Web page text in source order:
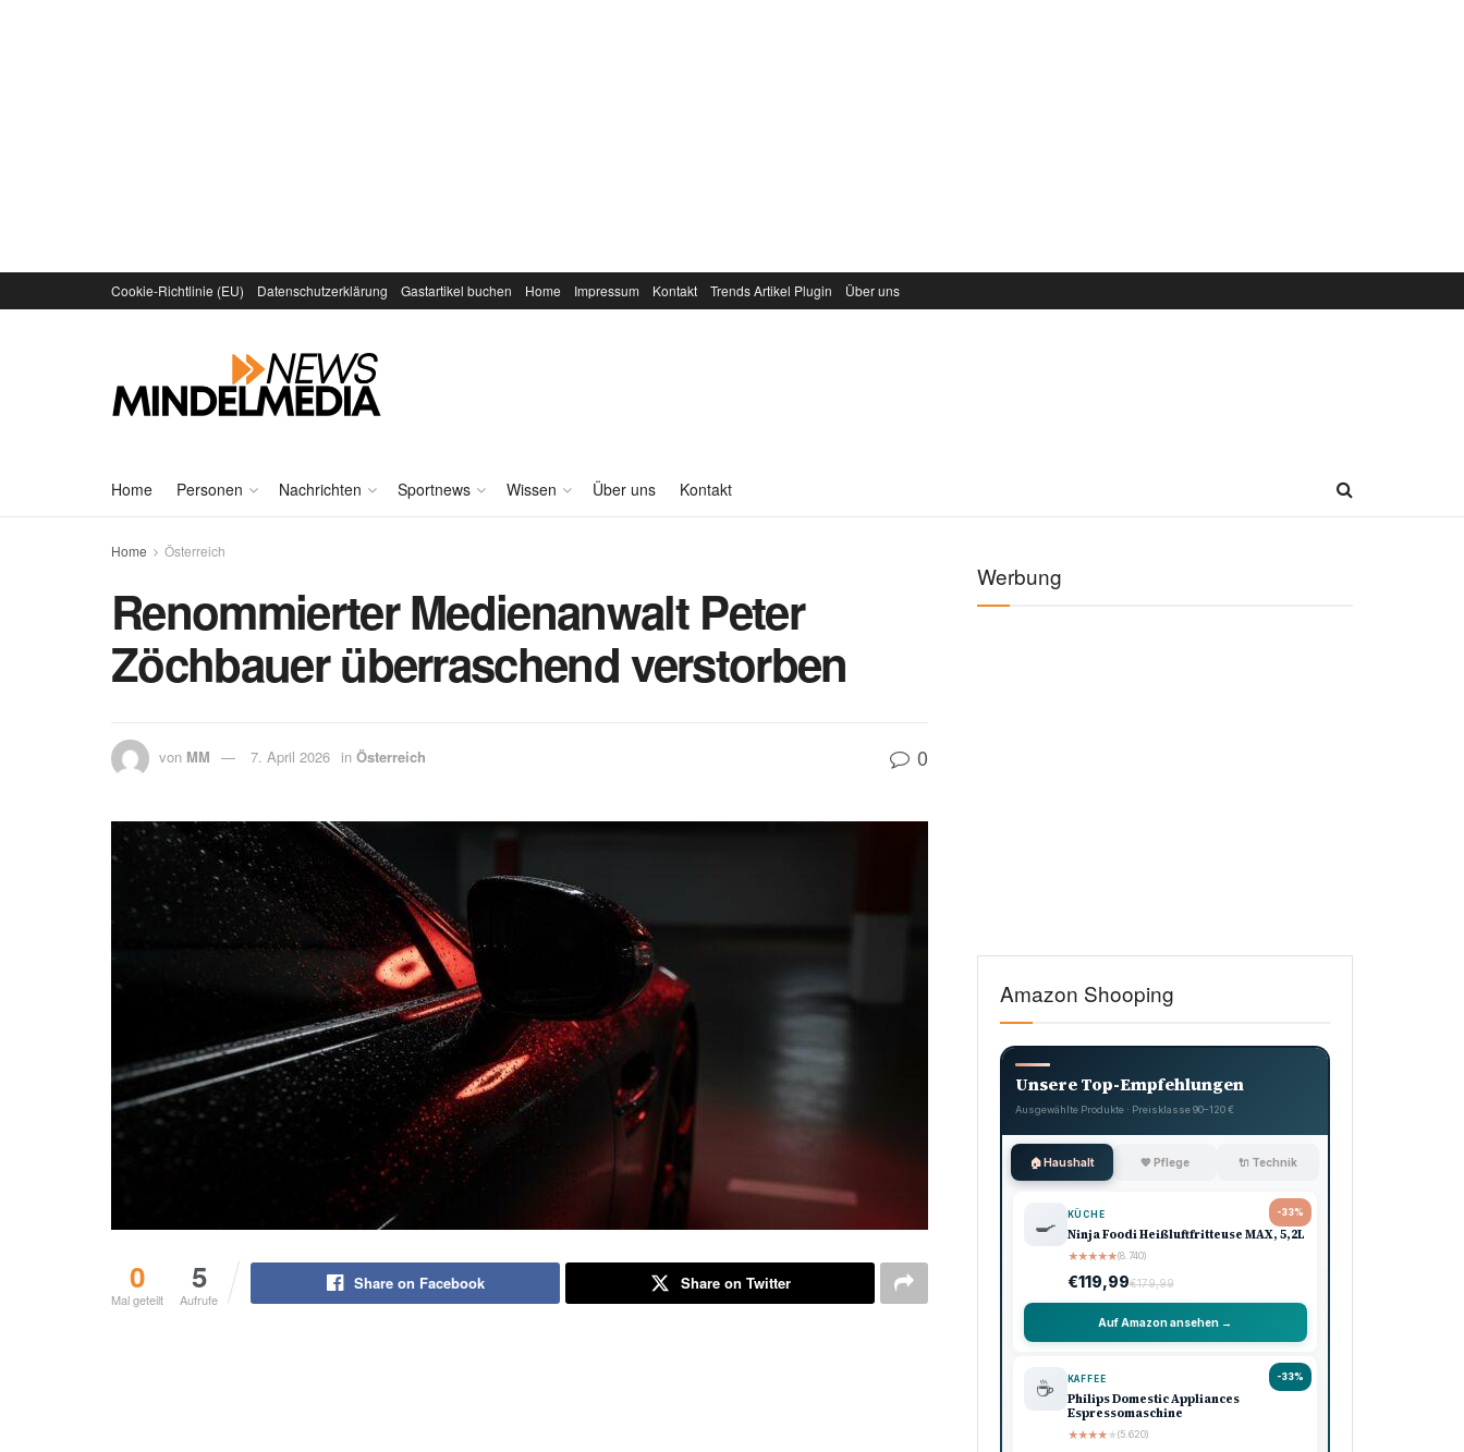
Cookie-Richtlinie (EU) Datenschutzerklärung Gastartikel buchen Home Impressum Kontakt Trends Artikel Plugin Über uns
Home Personen Nachrichten Sportnews Wissen Über uns Kontakt
Home Österreich
Renommierter Medienanwalt Peter
Zöchbauer überraschend verstorben
von MM 7. April 2026 in Österreich 0
0
Mal geteilt
5
Aufrufe
Share on Facebook Share on Twitter
Werbung
Amazon Shooping
Unsere Top-Empfehlungen
Ausgewählte Produkte · Preisklasse 90–120 €
🏠 Haushalt 💖 Pflege 🔌 Technik
-33%
🍳 KÜCHE
Ninja Foodi Heißluftfritteuse MAX, 5,2L
★★★★★(8.740)
€119,99€179,99
Auf Amazon ansehen →
-33%
☕ KAFFEE
Philips Domestic Appliances
Espressomaschine
★★★★★(5.620)